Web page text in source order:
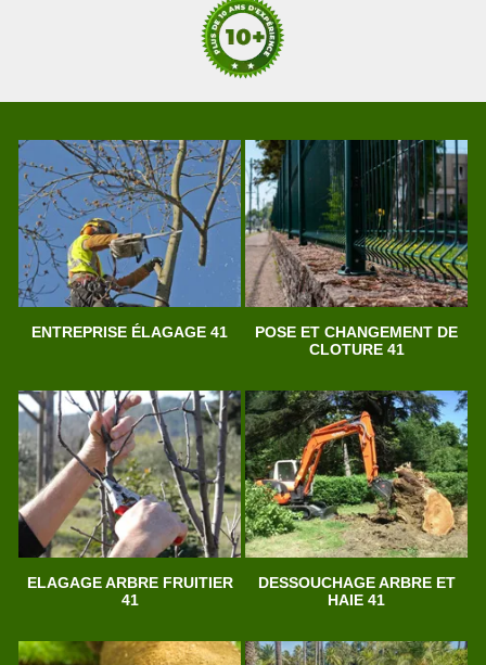
ENTREPRISE ÉLAGAGE 41
POSE ET CHANGEMENT DE
CLOTURE 41
ELAGAGE ARBRE FRUITIER
41
DESSOUCHAGE ARBRE ET
HAIE 41